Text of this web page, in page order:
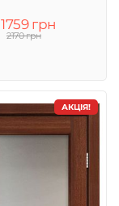
1759 грн
2170 грн
АКЦІЯ!